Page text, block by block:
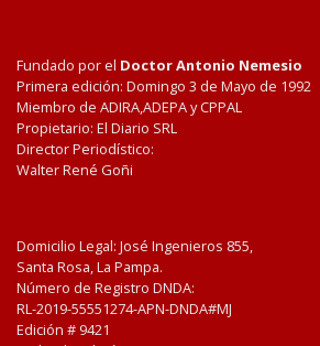
Fundado por el Doctor Antonio Nemesio
Primera edición: Domingo 3 de Mayo de 1992
Miembro de ADIRA,ADEPA y CPPAL
Propietario: El Diario SRL
Director Periodístico:
Walter René Goñi
Domicilio Legal: José Ingenieros 855,
Santa Rosa, La Pampa.
Número de Registro DNDA:
RL-2019-55551274-APN-DNDA#MJ
Edición # 9421